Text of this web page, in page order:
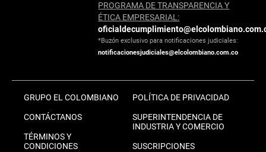
PROGRAMA DE TRANSPARENCIA Y
ÉTICA EMPRESARIAL:
*Buzón exclusivo para notificaciones judiciales:
notificacionesjudiciales@elcolombiano.com.co
GRUPO EL COLOMBIANO
CONTÁCTANOS
TÉRMINOS Y
CONDICIONES
POLÍTICA DE PRIVACIDAD
SUPERINTENDENCIA DE
INDUSTRIA Y COMERCIO
SUSCRIPCIONES